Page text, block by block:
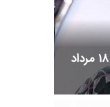
چهره های متولد و درگذشته 18 مرداد